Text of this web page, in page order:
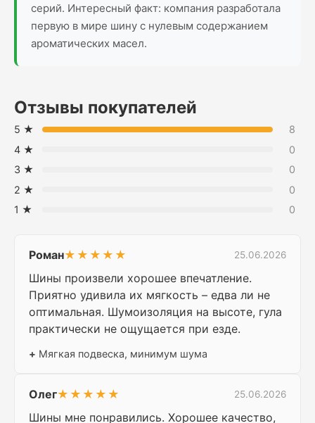
серий. Интересный факт: компания разработала
первую в мире шину с нулевым содержанием
ароматических масел.
Отзывы покупателей
5 ★
8
4 ★
0
3 ★
0
2 ★
0
1 ★
0
Роман★★★★★ 25.06.2026
Шины произвели хорошее впечатление.
Приятно удивила их мягкость – едва ли не
оптимальная. Шумоизоляция на высоте, гула
практически не ощущается при езде.
+ Мягкая подвеска, минимум шума
Олег★★★★★ 25.06.2026
Шины мне понравились. Хорошее качество,